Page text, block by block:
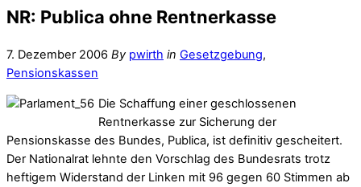
NR: Publica ohne Rentnerkasse
7. Dezember 2006 By pwirth in Gesetzgebung,
Pensionskassen
Die Schaffung einer geschlossenen
Rentnerkasse zur Sicherung der
Pensionskasse des Bundes, Publica, ist definitiv gescheitert.
Der Nationalrat lehnte den Vorschlag des Bundesrats trotz
heftigem Widerstand der Linken mit 96 gegen 60 Stimmen ab